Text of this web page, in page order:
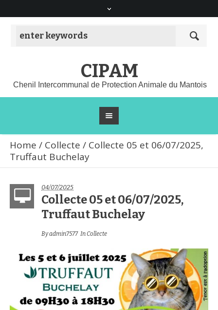
CIPAM
Chenil Intercommunal de Protection Animale du Mantois
Home / Collecte / Collecte 05 et 06/07/2025,
Truffaut Buchelay
04/07/2025
Collecte 05 et 06/07/2025,
Truffaut Buchelay
Byadmin7577 InCollecte